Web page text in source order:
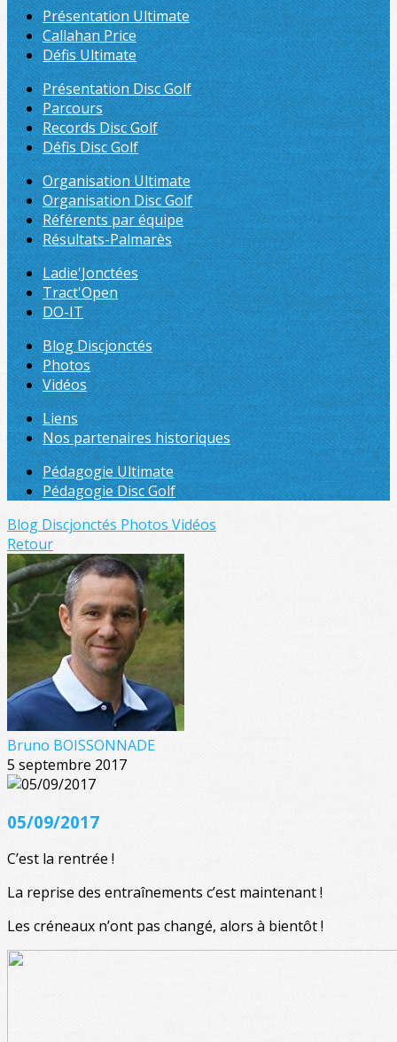
Présentation Ultimate
Callahan Price
Défis Ultimate
Présentation Disc Golf
Parcours
Records Disc Golf
Défis Disc Golf
Organisation Ultimate
Organisation Disc Golf
Référents par équipe
Résultats-Palmarès
Ladie'Jonctées
Tract'Open
DO-IT
Blog Discjonctés
Photos
Vidéos
Liens
Nos partenaires historiques
Pédagogie Ultimate
Pédagogie Disc Golf
Blog Discjonctés Photos Vidéos
Retour
Bruno BOISSONNADE
5 septembre 2017
05/09/2017
C’est la rentrée !
La reprise des entraînements c’est maintenant !
Les créneaux n’ont pas changé, alors à bientôt !